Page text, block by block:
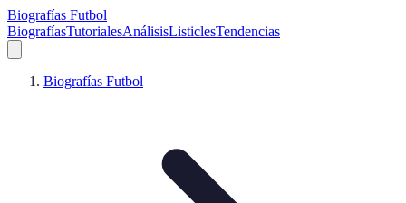
Biografías Futbol
BiografíasTutorialesAnálisisListiclesTendencias
Biografías Futbol